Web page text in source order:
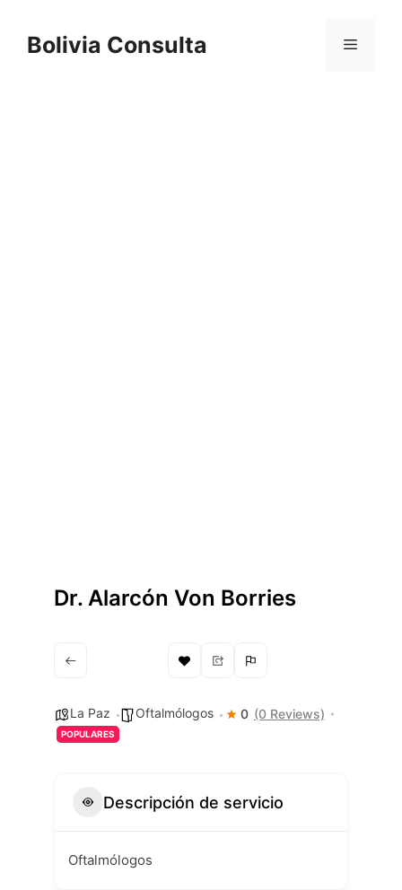
contentBolivia Consulta Menu
Dr. Alarcón Von Borries
La Paz Oftalmólogos 0 (0 Reviews)
POPULARES
Descripción de servicio
Oftalmólogos